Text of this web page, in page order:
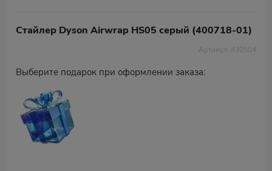
Стайлер Dyson Airwrap HS05 серый (400718-01)
Артикул: 430504
Выберите подарок при оформлении заказа: